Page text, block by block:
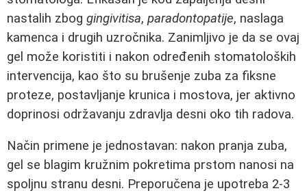
nastalih zbog gingivitisa, paradontopatije, naslaga
kamenca i drugih uzročnika. Zanimljivo je da se ovaj
gel može koristiti i nakon određenih stomatoloških
intervencija, kao što su brušenje zuba za fiksne
proteze, postavljanje krunica i mostova, jer aktivno
doprinosi održavanju zdravlja desni oko tih radova.
Način primene je jednostavan: nakon pranja zuba,
gel se blagim kružnim pokretima prstom nanosi na
spoljnu stranu desni. Preporučena je upotreba 2-3